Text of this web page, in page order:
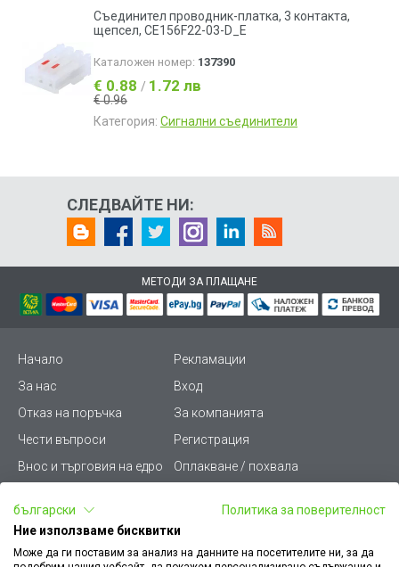
Съединител проводник-платка, 3 контакта,
щепсел, CE156F22-03-D_E
Каталожен номер: 137390
€ 0.88 / 1.72 лв
€ 0.96
Категория: Сигнални съединители
СЛЕДВАЙТЕ НИ:
МЕТОДИ ЗА ПЛАЩАНЕ
Начало
Рекламации
За нас
Вход
Отказ на поръчка
За компанията
Чести въпроси
Регистрация
Внос и търговия на едро
Оплакване / похвала
Условия за ползване
Стани дистрибутор
български
Политика за поверителност
Ние използваме бисквитки
Може да ги поставим за анализ на данните на посетителите ни, за да